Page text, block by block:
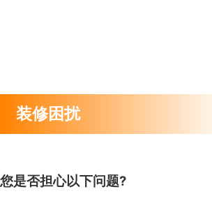
装修困扰
您是否担心以下问题?